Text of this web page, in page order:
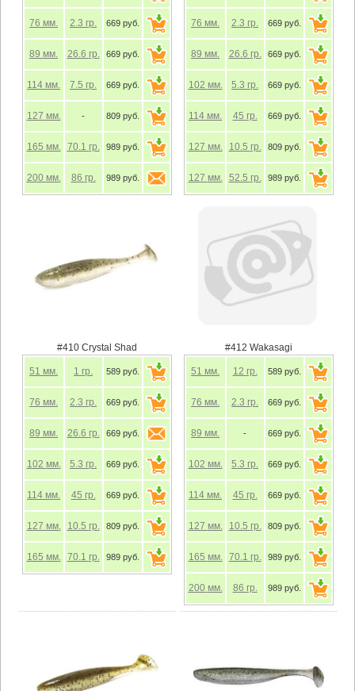
76 мм. 2.3 гр. 669 руб.
89 мм. 26.6 гр. 669 руб.
114 мм. 7.5 гр. 669 руб.
127 мм. - 809 руб.
165 мм. 70.1 гр. 989 руб.
200 мм. 86 гр. 989 руб.
76 мм. 2.3 гр. 669 руб.
89 мм. 26.6 гр. 669 руб.
102 мм. 5.3 гр. 669 руб.
114 мм. 45 гр. 669 руб.
127 мм. 10.5 гр. 809 руб.
127 мм. 52.5 гр. 989 руб.
#410 Crystal Shad
51 мм. 1 гр. 589 руб.
76 мм. 2.3 гр. 669 руб.
89 мм. 26.6 гр. 669 руб.
102 мм. 5.3 гр. 669 руб.
114 мм. 45 гр. 669 руб.
127 мм. 10.5 гр. 809 руб.
165 мм. 70.1 гр. 989 руб.
#412 Wakasagi
51 мм. 12 гр. 589 руб.
76 мм. 2.3 гр. 669 руб.
89 мм. - 669 руб.
102 мм. 5.3 гр. 669 руб.
114 мм. 45 гр. 669 руб.
127 мм. 10.5 гр. 809 руб.
165 мм. 70.1 гр. 989 руб.
200 мм. 86 гр. 989 руб.